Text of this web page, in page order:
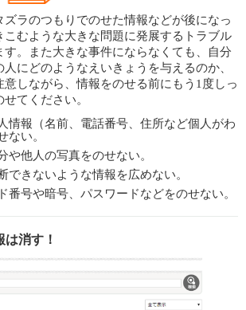
ラのつもりでのせた情報などが後になっ
こむような大きな問題に発展するトラブル
す。また大きな事件にならなくても、自分
にどのようなえいきょうを与えるのか、
意しながら、情報をのせる前にもう1度しっ
てください。
情報（名前、電話番号、住所など個人がわ
ない。
や他人の写真をのせない。
できないような情報を広めない。
番号や暗号、パスワードなどをのせない。
は消す！